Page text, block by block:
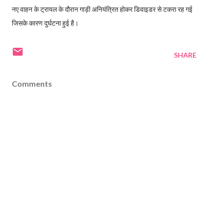
नए वाहन के ट्रायल के दौरान गाड़ी अनियंत्रित होकर डिवाइडर से टकरा रह गई
जिसके कारण दुर्घटना हुई है।
SHARE
Comments